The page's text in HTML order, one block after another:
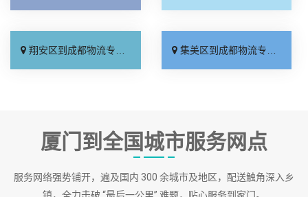
翔安区到成都物流专线_多少一方「计费标准」 集美区到成都物流专线_运费多少「专业可靠」
厦门到全国城市服务网点
服务网络强势铺开，遍及国内 300 余城市及地区，配送触角深入乡
镇，全力击破 “最后一公里” 难题，贴心服务到家门。